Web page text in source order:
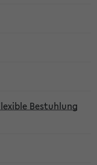
Bestuhlung